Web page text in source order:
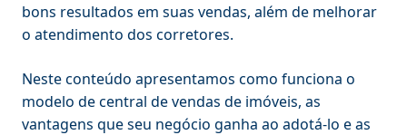
bons resultados em suas vendas, além de melhorar
o atendimento dos corretores.
Neste conteúdo apresentamos como funciona o
modelo de central de vendas de imóveis, as
vantagens que seu negócio ganha ao adotá-lo e as